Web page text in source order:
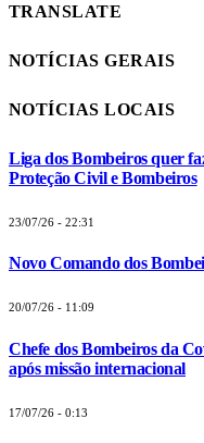
TRANSLATE
NOTÍCIAS GERAIS
NOTÍCIAS LOCAIS
Liga dos Bombeiros quer
Proteção Civil e Bombeiros
23/07/26 - 22:31
Novo Comando dos
20/07/26 - 11:09
Chefe dos Bombeiros da
após missão internacional
17/07/26 - 0:13